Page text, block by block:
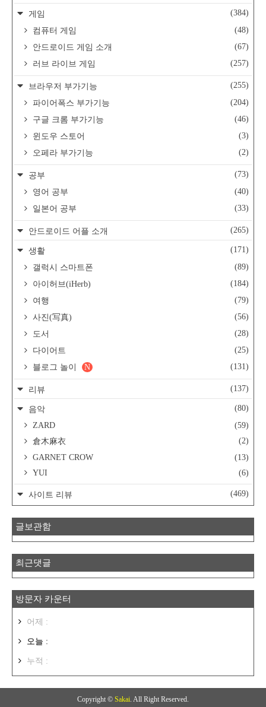
게임
(384)
컴퓨터 게임
(48)
안드로이드 게임 소개
(67)
러브 라이브 게임
(257)
브라우저 부가기능
(255)
파이어폭스 부가기능
(204)
구글 크롬 부가기능
(46)
윈도우 스토어
(3)
오페라 부가기능
(2)
공부
(73)
영어 공부
(40)
일본어 공부
(33)
안드로이드 어플 소개 (265)
생활
(171)
갤럭시 스마트폰
(89)
아이허브(iHerb)
(184)
여행
(79)
사진(写真)
(56)
도서
(28)
다이어트
(25)
블로그 놀이
(131)
N
리뷰 (137)
음악
(80)
ZARD
(59)
倉木麻衣
(2)
GARNET CROW
(13)
YUI
(6)
사이트 리뷰 (469)
글보관함
최근댓글
방문자 카운터
어제 :
오늘 :
누적 :
Copyright © Sakai. All Right Reserved.